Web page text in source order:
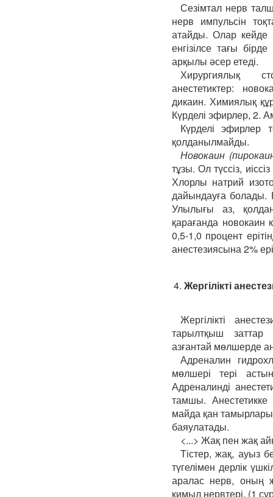
Сезімтал нерв
нерв импульсін
атайды. Олар кейде
енгізілсе тағы
арқылы әсер етеді.
Хирургиялық
анестетиктер:
дикаин. Химиялық
Күрделі эфирлер, 2.
Күрделі эфирлер
қолданылмайды.
Новокаин
тұзы. Ол түссіз,
Хлорлы натрий
дайындауға болады.
Улылығы аз,
қарағанда новокаин
0,5-1,0 процент
анестезиясына 2%
4. Жергілікті
Жергілікті
тарылтқыш заттар
азғантай мөлшерде
Адреналин
мөлшері тері
Адреналинді
тамшы. Анестетикке
майда қан
баяулатады.
<...> Жақ пен жақ
Тістер, жақ, ауыз
түгелімен дерлік
аралас нерв, оның
қимыл нервтері. (1